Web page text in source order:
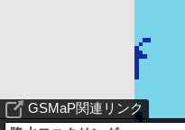
GSMaP関連リンク